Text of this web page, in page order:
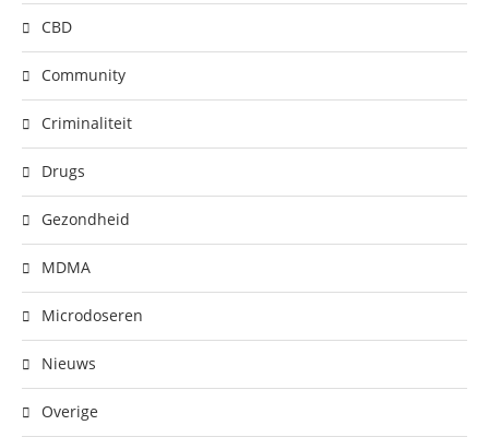
CBD
Community
Criminaliteit
Drugs
Gezondheid
MDMA
Microdoseren
Nieuws
Overige